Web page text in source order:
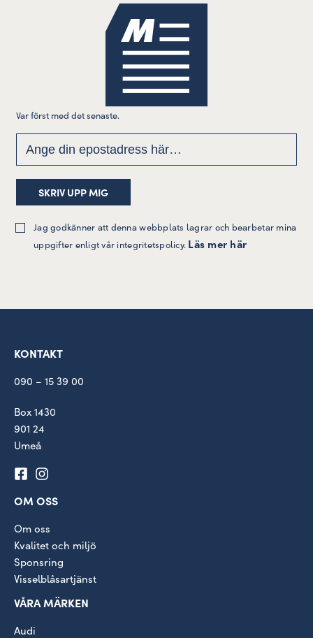
Var först med det senaste.
Jag godkänner att denna webbplats lagrar och bearbetar mina
uppgifter enligt vår integritetspolicy. Läs mer här
KONTAKT
Box 1430
901 24
Umeå
090 – 15 39 00
OM OSS
Om oss
Kvalitet och miljö
Sponsring
Visselblåsartjänst
VÅRA MÄRKEN
Audi